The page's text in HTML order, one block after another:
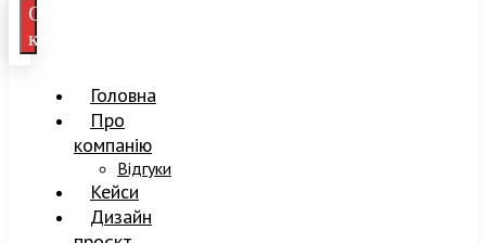
Отримати
консультацію
Головна
Про
компанію
Відгуки
Кейси
Дизайн